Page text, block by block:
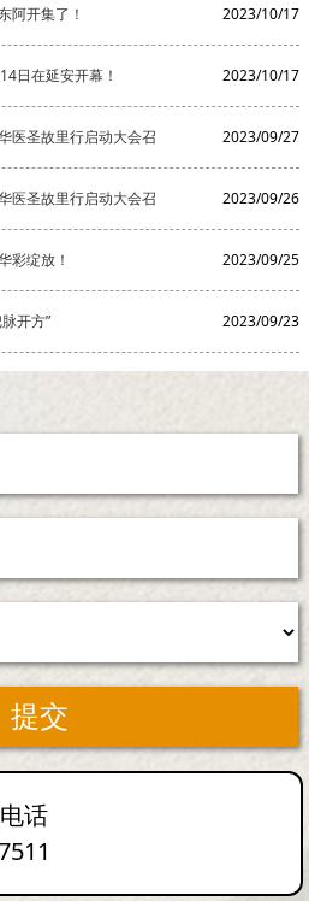
阿开集了！ 2023/10/17
日在延安开幕！ 2023/10/17
医圣故里行启动大会召 2023/09/27
医圣故里行启动大会召 2023/09/26
彩绽放！ 2023/09/25
开方” 2023/09/23
话